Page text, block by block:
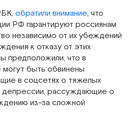
обратили внимание, что
РФ гарантируют россиянам
независимо от их убеждений
к отказу от этих
предположили, что в
могут быть обвинены
в соцсетях о тяжелых
депрессии, рассуждающие о
из-за сложной